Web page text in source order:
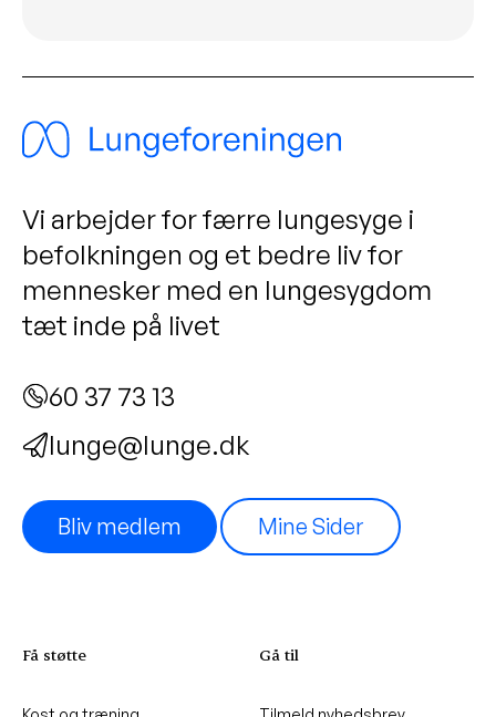
Vi arbejder for færre lungesyge i
befolkningen og et bedre liv for
mennesker med en lungesygdom
tæt inde på livet
60 37 73 13
lunge@lunge.dk
Bliv medlem Mine Sider
Få støtte Gå til